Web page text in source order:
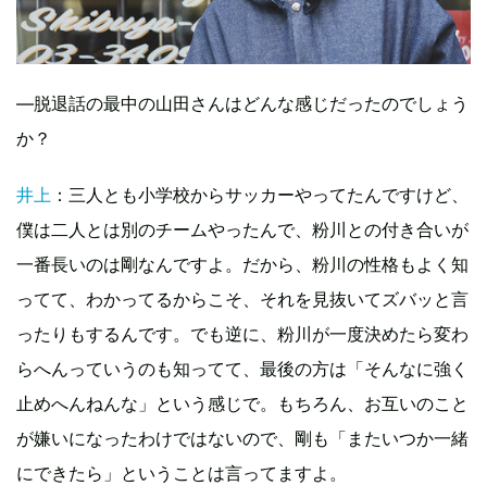
―脱退話の最中の山田さんはどんな感じだったのでしょう
か？
井上 ：三人とも小学校からサッカーやってたんですけど、
僕は二人とは別のチームやったんで、粉川との付き合いが
一番長いのは剛なんですよ。だから、粉川の性格もよく知
ってて、わかってるからこそ、それを見抜いてズバッと言
ったりもするんです。でも逆に、粉川が一度決めたら変わ
らへんっていうのも知ってて、最後の方は「そんなに強く
止めへんねんな」という感じで。もちろん、お互いのこと
が嫌いになったわけではないので、剛も「またいつか一緒
にできたら」ということは言ってますよ。